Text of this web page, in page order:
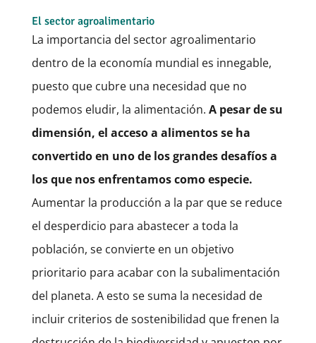
El sector agroalimentario
La importancia del sector agroalimentario
dentro de la economía mundial es innegable,
puesto que cubre una necesidad que no
podemos eludir, la alimentación. A pesar de su
dimensión, el acceso a alimentos se ha
convertido en uno de los grandes desafíos a
los que nos enfrentamos como especie.
Aumentar la producción a la par que se reduce
el desperdicio para abastecer a toda la
población, se convierte en un objetivo
prioritario para acabar con la subalimentación
del planeta. A esto se suma la necesidad de
incluir criterios de sostenibilidad que frenen la